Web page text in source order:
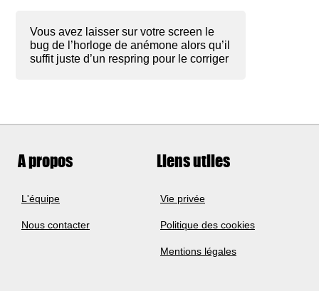
Vous avez laisser sur votre screen le
bug de l’horloge de anémone alors qu’il
suffit juste d’un respring pour le corriger
A propos
L'équipe
Nous contacter
Liens utiles
Vie privée
Politique des cookies
Mentions légales